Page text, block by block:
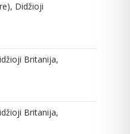
Didžioji
Britanija,
Britanija,